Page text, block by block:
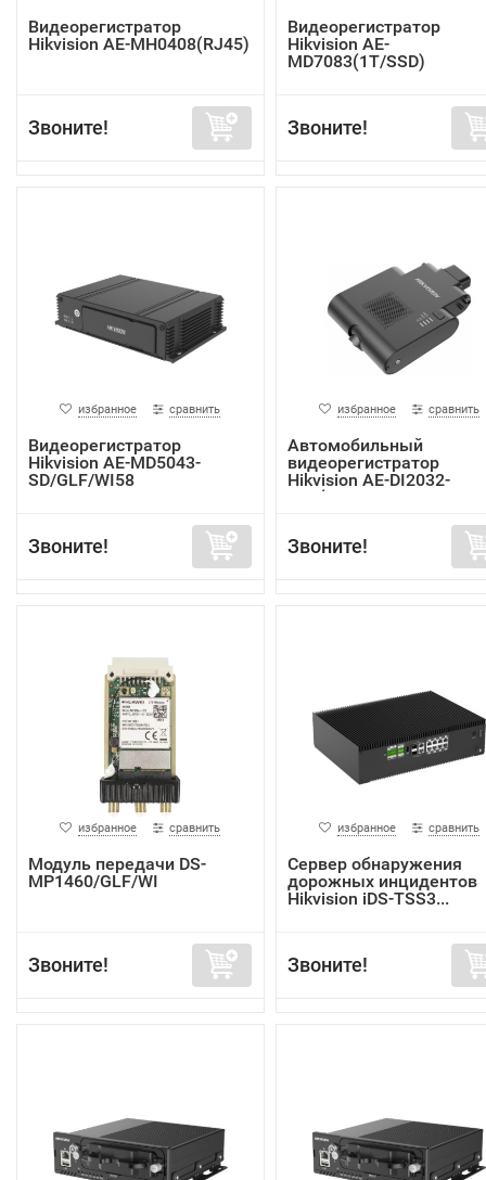
Видеорегистратор
Hikvision AE-MH0408(RJ45)
Звоните!
Видеорегистратор
Hikvision AE-
MD7083(1T/SSD)
Звоните!
избранное сравнить
Видеорегистратор
Hikvision AE-MD5043-
SD/GLF/WI58
Звоните!
избранное сравнить
Автомобильный
видеорегистратор
Hikvision AE-DI2032-
G40(In...
Звоните!
избранное сравнить
Модуль передачи DS-
MP1460/GLF/WI
Звоните!
избранное сравнить
Сервер обнаружения
дорожных инцидентов
Hikvision iDS-TSS3...
Звоните!